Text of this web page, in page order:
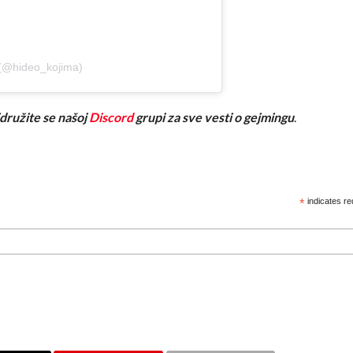
se našojDiscordgrupi za sve vesti o gejmingu.
* indicates